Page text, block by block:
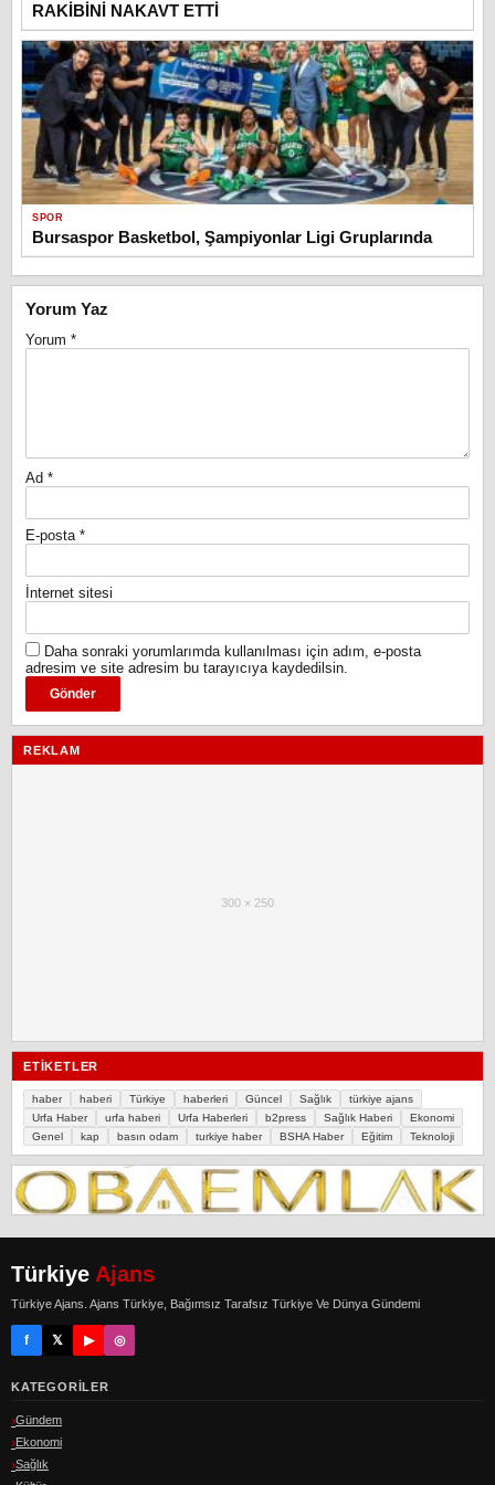
RAKİBİNİ NAKAVT ETTİ
SPOR
Bursaspor Basketbol, Şampiyonlar Ligi Gruplarında
Yorum Yaz
Yorum *
Ad *
E-posta *
İnternet sitesi
Daha sonraki yorumlarımda kullanılması için adım, e-posta
adresim ve site adresim bu tarayıcıya kaydedilsin.
REKLAM
300 × 250
ETIKETLER
haber haberi Türkiye haberleri Güncel Sağlık
türkiye ajans
Urfa Haber
urfa haberi Urfa Haberleri b2press Sağlık Haberi
Ekonomi
Genel
kap basın odam turkiye haber BSHA Haber Eğitim Teknoloji
Türkiye Ajans
Türkiye Ajans. Ajans Türkiye, Bağımsız Tarafsız Türkiye Ve Dünya Gündemi
f 𝕏 ▶ ◎
KATEGORILER
Gündem
Ekonomi
Sağlık